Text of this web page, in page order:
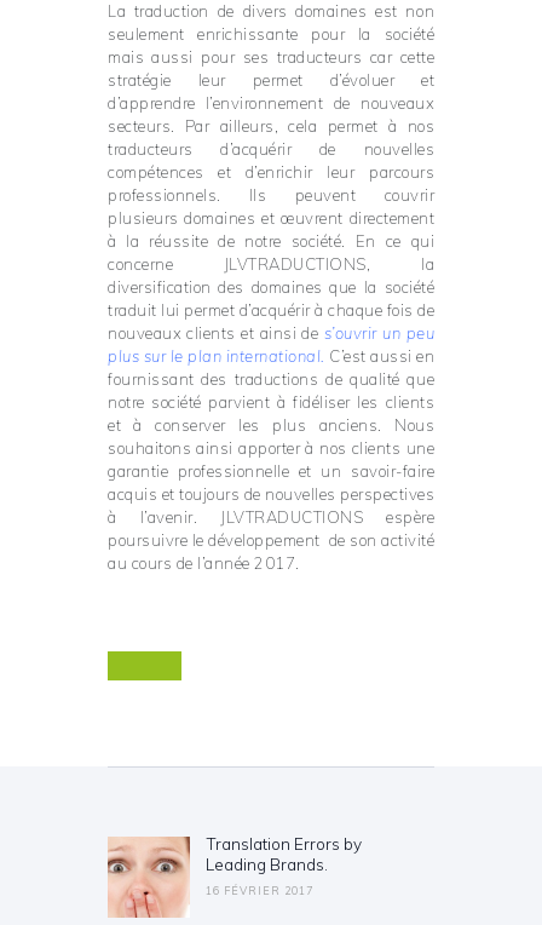
La traduction de divers domaines est non
seulement enrichissante pour la société
mais aussi pour ses traducteurs car cette
stratégie leur permet d’évoluer et
d’apprendre l’environnement de nouveaux
secteurs. Par ailleurs, cela permet à nos
traducteurs d’acquérir de nouvelles
compétences et d’enrichir leur parcours
professionnels. Ils peuvent couvrir
plusieurs domaines et œuvrent directement
à la réussite de notre société. En ce qui
concerne JLVTRADUCTIONS, la
diversification des domaines que la société
traduit lui permet d’acquérir à chaque fois de
nouveaux clients et ainsi de s’ouvrir un peu
plus sur le plan international. C’est aussi en
fournissant des traductions de qualité que
notre société parvient à fidéliser les clients
et à conserver les plus anciens. Nous
souhaitons ainsi apporter à nos clients une
garantie professionnelle et un savoir-faire
acquis et toujours de nouvelles perspectives
à l’avenir. JLVTRADUCTIONS espère
poursuivre le développement de son activité
au cours de l’année 2017.
Previous post:
Translation Errors by
Leading Brands.
16 FÉVRIER 2017